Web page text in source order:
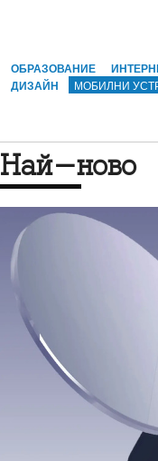
ОБРАЗОВАНИЕ
ДИЗАЙН
МОБИЛНИ
Най-ново